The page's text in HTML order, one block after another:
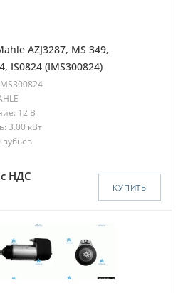
AZJ3287, MS 349,
IS0824 (IMS300824)
12 В
3.00 кВт
зубьев
с НДС
КУПИТЬ